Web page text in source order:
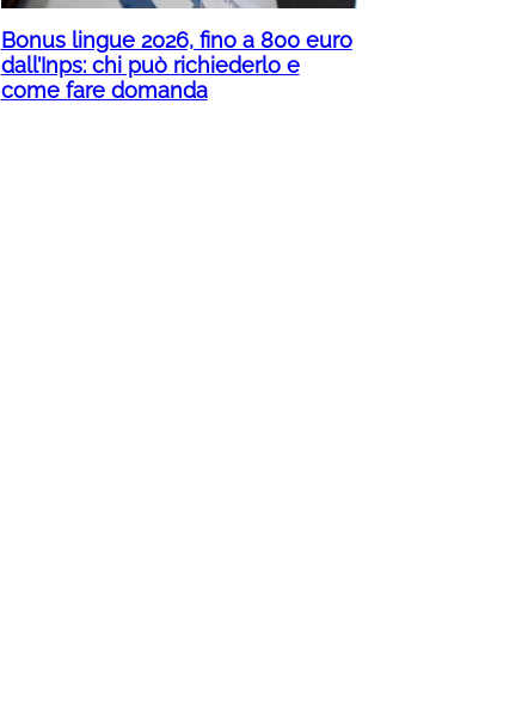
Bonus lingue 2026, fino a 800 euro
dall’Inps: chi può richiederlo e
come fare domanda